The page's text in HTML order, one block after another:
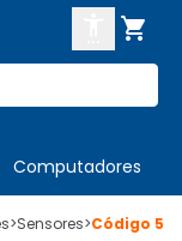

Computadores
>Sensores>Código